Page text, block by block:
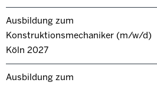
Ausbildung zum
Konstruktionsmechaniker (m/w/d)
Köln 2027
Ausbildung zum